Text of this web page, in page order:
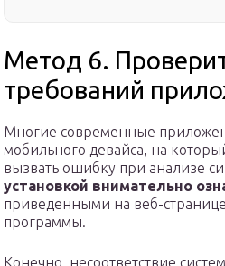
Метод 6.
требований
Многие современные
мобильного девайса, на
вызвать ошибку при анализе
установкой внимательно
приведенными на веб-
программы.
Конечно, несоответствие